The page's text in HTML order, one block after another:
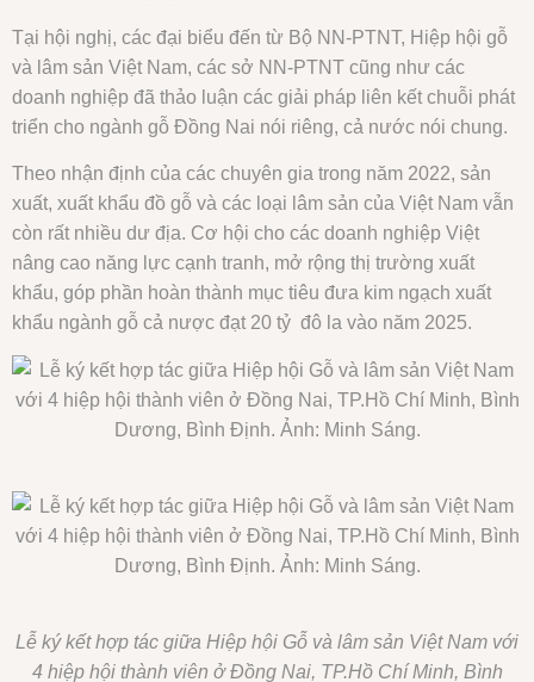
Tại hội nghị, các đại biểu đến từ Bộ NN-PTNT, Hiệp hội gỗ
và lâm sản Việt Nam, các sở NN-PTNT cũng như các
doanh nghiệp đã thảo luận các giải pháp liên kết chuỗi phát
triển cho ngành gỗ Đồng Nai nói riêng, cả nước nói chung.
Theo nhận định của các chuyên gia trong năm 2022, sản
xuất, xuất khẩu đồ gỗ và các loại lâm sản của Việt Nam vẫn
còn rất nhiều dư địa. Cơ hội cho các doanh nghiệp Việt
nâng cao năng lực cạnh tranh, mở rộng thị trường xuất
khẩu, góp phần hoàn thành mục tiêu đưa kim ngạch xuất
khẩu ngành gỗ cả nược đạt 20 tỷ đô la vào năm 2025.
Lễ ký kết hợp tác giữa Hiệp hội Gỗ và lâm sản Việt Nam với
4 hiệp hội thành viên ở Đồng Nai, TP.Hồ Chí Minh, Bình